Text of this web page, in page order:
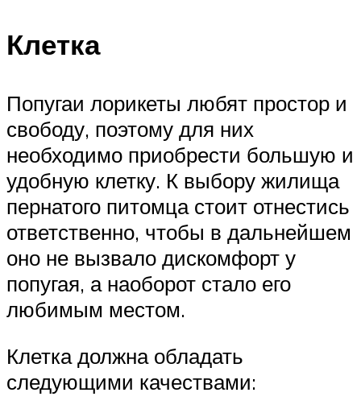
Клетка
Попугаи лорикеты любят простор и
свободу, поэтому для них
необходимо приобрести большую и
удобную клетку. К выбору жилища
пернатого питомца стоит отнестись
ответственно, чтобы в дальнейшем
оно не вызвало дискомфорт у
попугая, а наоборот стало его
любимым местом.
Клетка должна обладать
следующими качествами: